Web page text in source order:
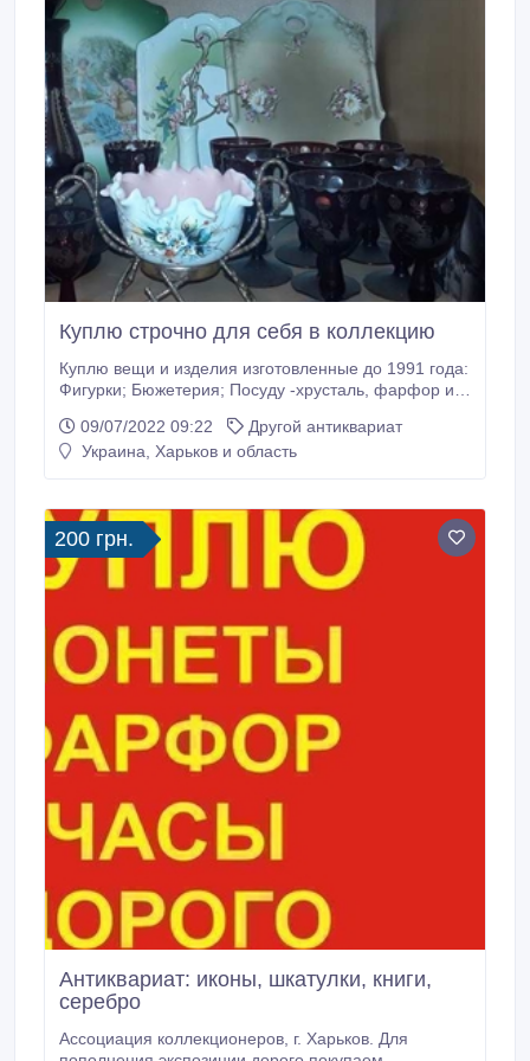
Куплю строчно для себя в коллекцию
Куплю вещи и изделия изготовленные до 1991 года:
Фигурки; Бюжетерия; Посуду -хрусталь, фарфор и
Мельхиоровые ложки , вилки и прочее; Янтарные,
Коралловые и Изделия из кости; Старые фото и
09/07/2022 09:22
Другой антиквариат
Украина, Харьков и область
200 грн.
Антиквариат: иконы, шкатулки, книги,
серебро
Ассоциация коллекционеров, г. Харьков. Для